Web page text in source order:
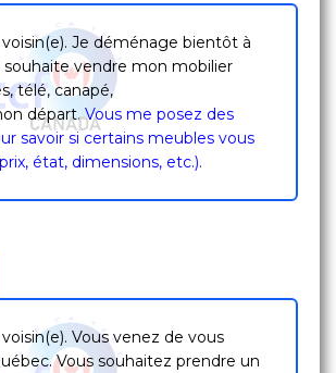
Je déménage bientôt à
souhaite vendre mon mobilier
télé, canapé,
départ.Vous me posez des
savoir si certains meubles vous
état, dimensions, etc.).
Vous venez de vous
Vous souhaitez prendre un